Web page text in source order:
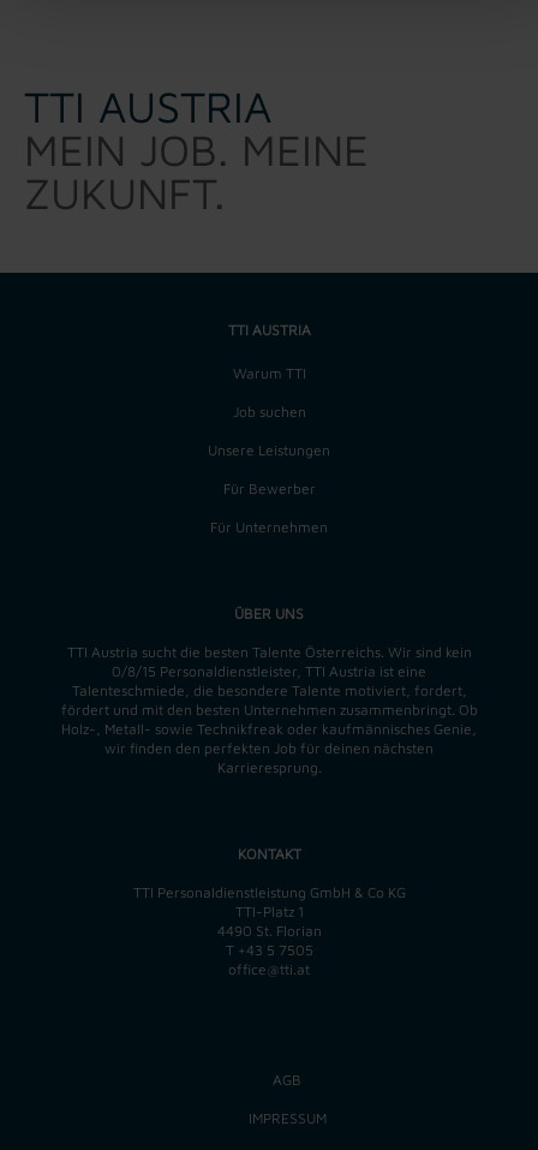
TTI AUSTRIA
MEIN JOB. MEINE
ZUKUNFT.
TTI AUSTRIA
Warum TTI
Job suchen
Unsere Leistungen
Für Bewerber
Für Unternehmen
ÜBER UNS
TTI Austria sucht die besten Talente Österreichs. Wir sind kein
0/8/15 Personaldienstleister, TTI Austria ist eine
Talenteschmiede, die besondere Talente motiviert, fordert,
fördert und mit den besten Unternehmen zusammenbringt. Ob
Holz-, Metall- sowie Technikfreak oder kaufmännisches Genie,
wir finden den perfekten Job für deinen nächsten
Karrieresprung.
KONTAKT
TTI Personaldienstleistung GmbH & Co KG
TTI-Platz 1
4490 St. Florian
T +43 5 7505
office@tti.at
AGB
IMPRESSUM